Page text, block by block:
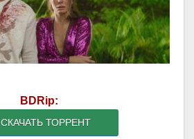
BDRip:
СКАЧАТЬ ТОРРЕНТ